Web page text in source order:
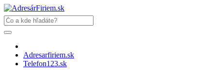
Adresarfiriem.sk
Telefon123.sk